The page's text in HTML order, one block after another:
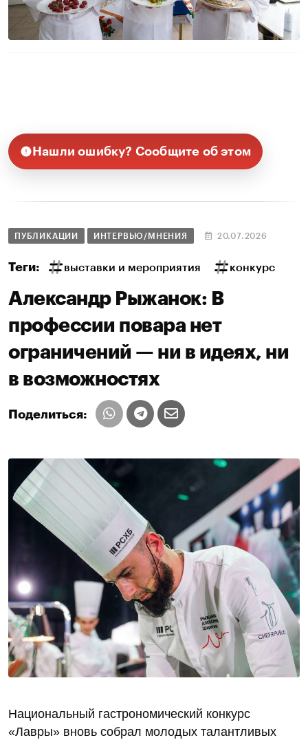
Нашли ошибку? Сообщите об этом
ПУБЛИКАЦИИ ИНТЕРВЬЮ/МНЕНИЯ 20.07.2026
Теги: выставки и мероприятия конкурс
Александр Рыжанок: В
профессии повара нет
ограничений — ни в идеях, ни
в возможностях
Поделиться:
Национальный гастрономический конкурс
«Лавры» вновь собрал молодых талантливых